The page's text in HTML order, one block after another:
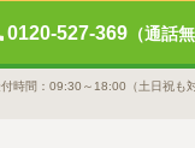
0120-527-369（通話無
時間： 09:30～18:00 （土日祝も